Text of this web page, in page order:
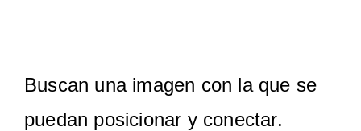
Buscan una imagen con la que se
puedan posicionar y conectar.